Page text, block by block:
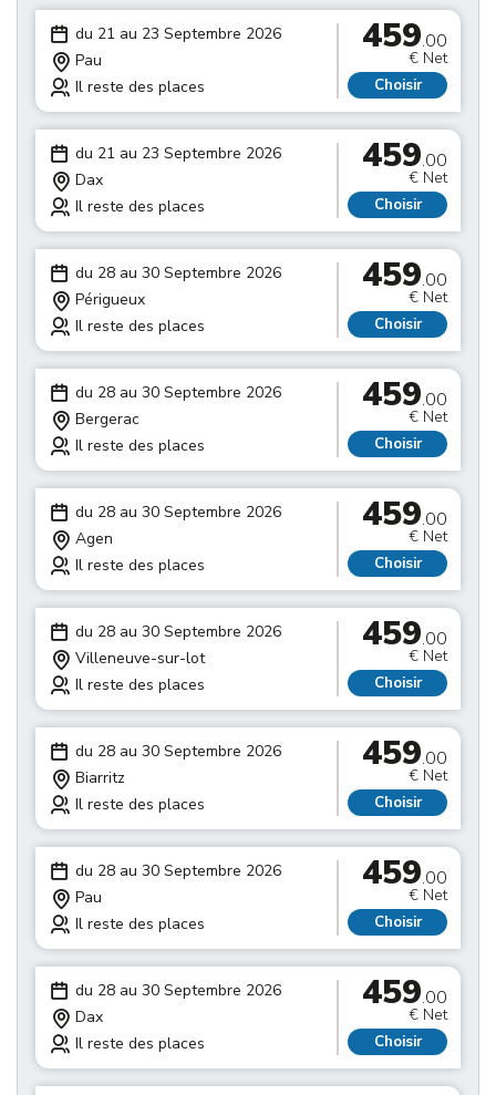
du 21 au 23 Septembre 2026
Pau
Il reste des places
459.00
€ Net
Choisir
du 21 au 23 Septembre 2026
Dax
Il reste des places
459.00
€ Net
Choisir
du 28 au 30 Septembre 2026
Périgueux
Il reste des places
459.00
€ Net
Choisir
du 28 au 30 Septembre 2026
Bergerac
Il reste des places
459.00
€ Net
Choisir
du 28 au 30 Septembre 2026
Agen
Il reste des places
459.00
€ Net
Choisir
du 28 au 30 Septembre 2026
Villeneuve-sur-lot
Il reste des places
459.00
€ Net
Choisir
du 28 au 30 Septembre 2026
Biarritz
Il reste des places
459.00
€ Net
Choisir
du 28 au 30 Septembre 2026
Pau
Il reste des places
459.00
€ Net
Choisir
du 28 au 30 Septembre 2026
Dax
Il reste des places
459.00
€ Net
Choisir